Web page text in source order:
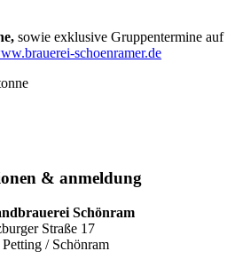
sowie exklusive Gruppentermine auf
schoenramer.de
& anmeldung
Schönram
Straße 17
/ Schönram